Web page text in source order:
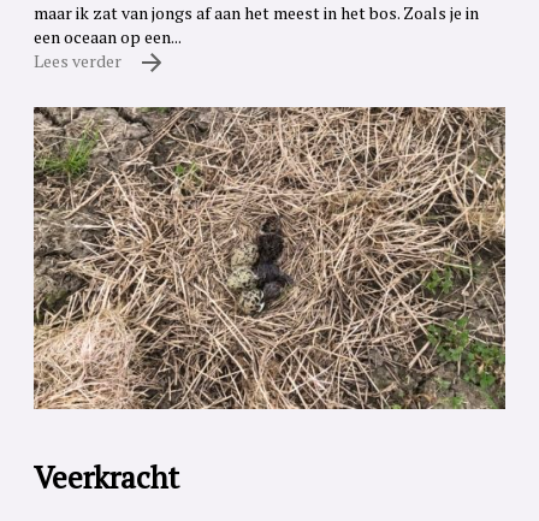
maar ik zat van jongs af aan het meest in het bos. Zoals je in
een oceaan op een...
Lees verder
Veerkracht